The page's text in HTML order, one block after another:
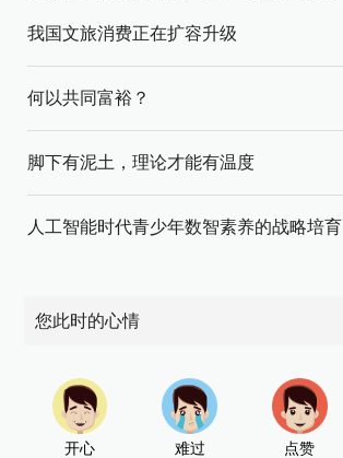
我国文旅消费正在扩容升级
何以共同富裕？
脚下有泥土，理论才能有温度
人工智能时代青少年数智素养的战略培育
您此时的心情
开心 难过 点赞